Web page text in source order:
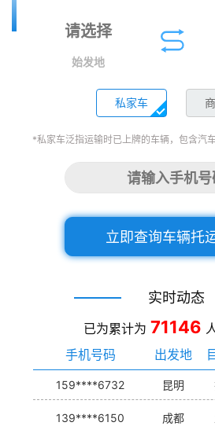
始发地
私家车
*私家车泛指运输时已上牌的车辆，包含汽
立即查询车辆托
实时动态
已为累计为 71146
手机号码
出发地
159****6732 昆明
139****6150 成都